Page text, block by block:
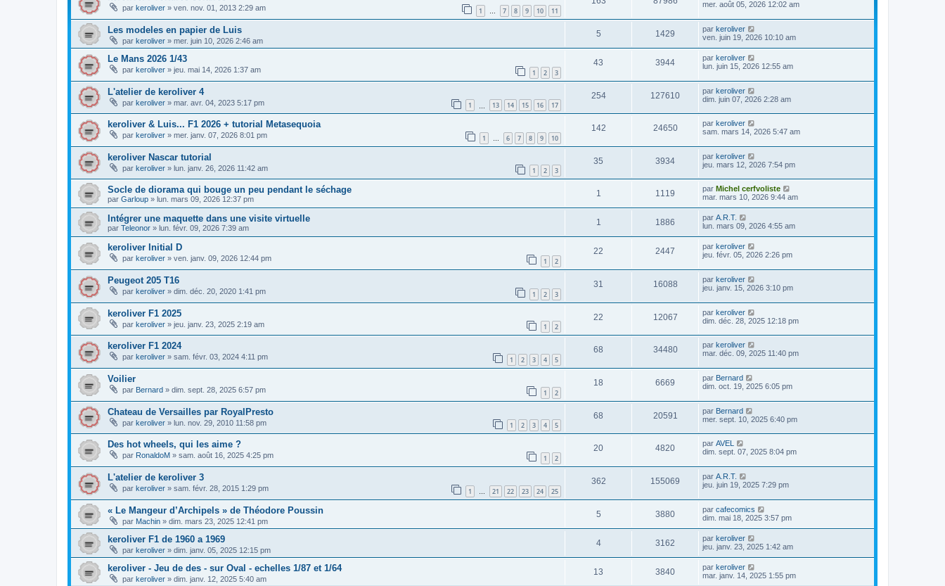
par keroliver » ven. nov. 01, 2013 2:29 am 1 … 7 8 9 10 11
mer. août 05, 2026 12:02 am
Les modeles en papier de Luis
par keroliver » mer. juin 10, 2026 2:46 am
5 1429 par keroliver
ven. juin 19, 2026 10:10 am
Le Mans 2026 1/43
par keroliver » jeu. mai 14, 2026 1:37 am 1 2 3
43 3944 par keroliver
lun. juin 15, 2026 12:55 am
L'atelier de keroliver 4
par keroliver » mar. avr. 04, 2023 5:17 pm 1 13 14 15 16 17
254 127610 par keroliver
dim. juin 07, 2026 2:28 am
keroliver & Luis... F1 2026 + tutorial Metasequoia
par keroliver » mer. janv. 07, 2026 8:01 pm 1 … 6 7 8 9 10
142 24650 par keroliver
sam. mars 14, 2026 5:47 am
keroliver Nascar tutorial
par keroliver » lun. janv. 26, 2026 11:42 am 1 2 3
35 3934 par keroliver
jeu. mars 12, 2026 7:54 pm
Socle de diorama qui bouge un peu pendant le séchage
par Garloup » lun. mars 09, 2026 12:37 pm
1 1119 par Michel cerfvoliste
mar. mars 10, 2026 9:44 am
Intégrer une maquette dans une visite virtuelle
par Teleonor » lun. févr. 09, 2026 7:39 am
1 1886 par A.R.T.
lun. mars 09, 2026 4:55 am
keroliver Initial D
par keroliver » ven. janv. 09, 2026 12:44 pm 1 2
22 2447 par keroliver
jeu. févr. 05, 2026 2:26 pm
Peugeot 205 T16
par keroliver » dim. déc. 20, 2020 1:41 pm 1 2 3
31 16088 par keroliver
jeu. janv. 15, 2026 3:10 pm
keroliver F1 2025
par keroliver » jeu. janv. 23, 2025 2:19 am 1 2
22 12067 par keroliver
dim. déc. 28, 2025 12:18 pm
keroliver F1 2024
par keroliver » sam. févr. 03, 2024 4:11 pm 1 2 3 4 5
68 34480 par keroliver
mar. déc. 09, 2025 11:40 pm
Voilier
par Bernard » dim. sept. 28, 2025 6:57 pm 1 2
18 6669 par Bernard
dim. oct. 19, 2025 6:05 pm
Chateau de Versailles par RoyalPresto
par keroliver » lun. nov. 29, 2010 11:58 pm 1 2 3 4 5
68 20591 par Bernard
mer. sept. 10, 2025 6:40 pm
Des hot wheels, qui les aime ?
par RonaldoM » sam. août 16, 2025 4:25 pm 1 2
20 4820 par AVEL
dim. sept. 07, 2025 8:04 pm
L'atelier de keroliver 3
par keroliver » sam. févr. 28, 2015 1:29 pm 1 … 21 22 23 24 25
362 155069 par A.R.T.
jeu. juin 19, 2025 7:29 pm
« Le Mangeur d’Archipels » de Théodore Poussin
par Machin » dim. mars 23, 2025 12:41 pm
5 3880 par cafecomics
dim. mai 18, 2025 3:57 pm
keroliver F1 de 1960 a 1969
par keroliver » dim. janv. 05, 2025 12:15 pm
4 3162 par keroliver
jeu. janv. 23, 2025 1:42 am
keroliver - Jeu de des - sur Oval - echelles 1/87 et 1/64
par keroliver » dim. janv. 12, 2025 5:40 am
13 3840 par keroliver
mar. janv. 14, 2025 1:55 pm